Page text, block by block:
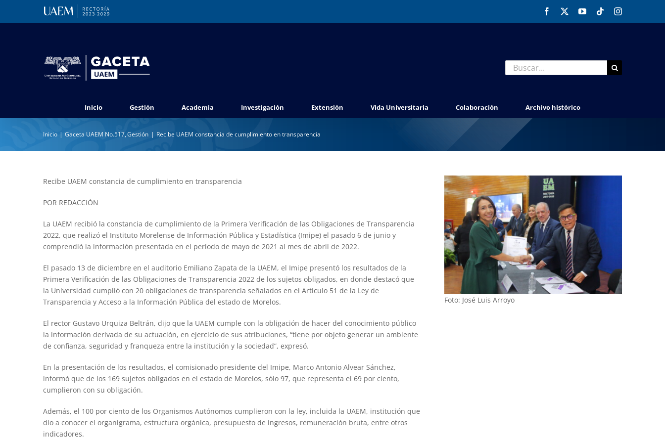
Facebook YouTubeTiktokInstagram
Buscar:
Inicio Gestión Academia Investigación Extensión Vida Universitaria Colaboración Archivo histórico
Inicio Gaceta UAEM No.517 Gestión Recibe UAEM constancia de cumplimiento en transparencia
Recibe UAEM constancia de cumplimiento en transparencia
POR REDACCIÓN
La UAEM recibió la constancia de cumplimiento de la Primera Verificación de las Obligaciones de Transparencia
2022, que realizó el Instituto Morelense de Información Pública y Estadística (Imipe) el pasado 6 de junio y
comprendió la información presentada en el periodo de mayo de 2021 al mes de abril de 2022.
El pasado 13 de diciembre en el auditorio Emiliano Zapata de la UAEM, el Imipe presentó los resultados de la
Primera Verificación de las Obligaciones de Transparencia 2022 de los sujetos obligados, en donde destacó que
la Universidad cumplió con 20 obligaciones de transparencia señalados en el Artículo 51 de la Ley de
Transparencia y Acceso a la Información Pública del estado de Morelos.
El rector Gustavo Urquiza Beltrán, dijo que la UAEM cumple con la obligación de hacer del conocimiento público
la información derivada de su actuación, en ejercicio de sus atribuciones, “tiene por objeto generar un ambiente
de confianza, seguridad y franqueza entre la institución y la sociedad”, expresó.
En la presentación de los resultados, el comisionado presidente del Imipe, Marco Antonio Alvear Sánchez,
informó que de los 169 sujetos obligados en el estado de Morelos, sólo 97, que representa el 69 por ciento,
cumplieron con su obligación.
Además, el 100 por ciento de los Organismos Autónomos cumplieron con la ley, incluida la UAEM, institución que
dio a conocer el organigrama, estructura orgánica, presupuesto de ingresos, remuneración bruta, entre otros
indicadores.
Foto: José Luis Arroyo